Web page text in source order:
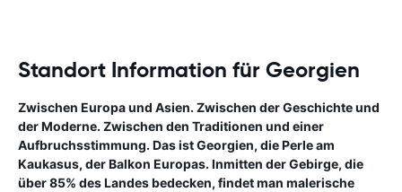
Standort Information für Georgien
Zwischen Europa und Asien. Zwischen der Geschichte und
der Moderne. Zwischen den Traditionen und einer
Aufbruchsstimmung. Das ist Georgien, die Perle am
Kaukasus, der Balkon Europas. Inmitten der Gebirge, die
über 85% des Landes bedecken, findet man malerische